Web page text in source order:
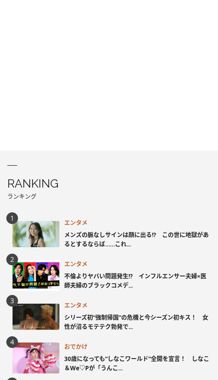
RANKING
ランキング
エンタメ
メンズの脈なしサインは顔に出る!? この世に地獄があ
るとするならば……これ...
エンタメ
不倫よりヤバい問題発生!? インフルエンサー夫婦×医
師夫婦のブラックコメデ...
エンタメ
シリーズ初“強制帰国”の危機と今シーズン初キス！ 女
性が沼るモテテク勃発で...
おでかけ
30歳になっても“しなこワールド”全開を宣言！ しなこ
＆We♡Pが「うんこ...